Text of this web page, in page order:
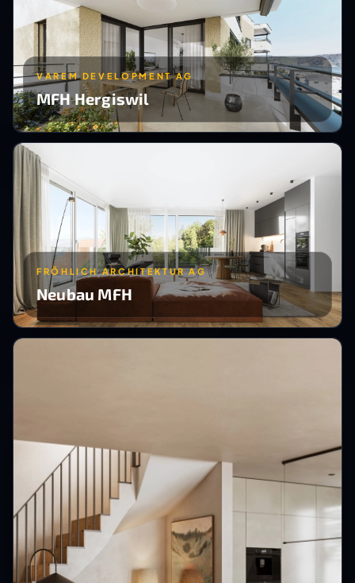
VAREM DEVELOPMENT AG
MFH Hergiswil
FRÖHLICH ARCHITEKTUR AG
Neubau MFH